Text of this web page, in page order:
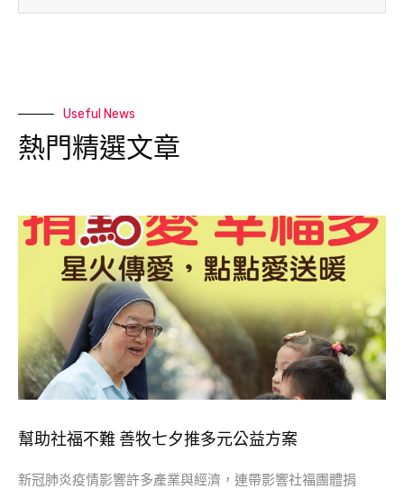
Useful News
熱門精選文章
幫助社福不難 善牧七夕推多元公益方案
新冠肺炎疫情影響許多產業與經濟，連帶影響社福團體捐